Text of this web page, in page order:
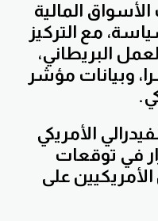
الأسواق المالية
مع التركيز
البريطاني،
وبيانات مؤشر
الأمريكي
في توقعات
على